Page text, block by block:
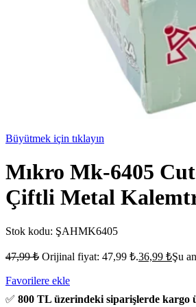
Büyütmek için tıklayın
Mıkro Mk-6405
Çiftli Metal
Stok kodu: ŞAHMK6405
47,99₺ Orijinal fiyat: 47,99 ₺.36,99 ₺Şu
Favorilere ekle
✅ 800 TL üzerindeki siparişlerde kargo